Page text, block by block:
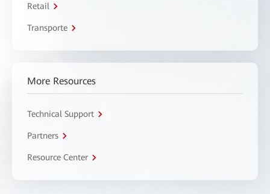
Retail
Transporte
More Resources
Technical Support
Partners
Resource Center